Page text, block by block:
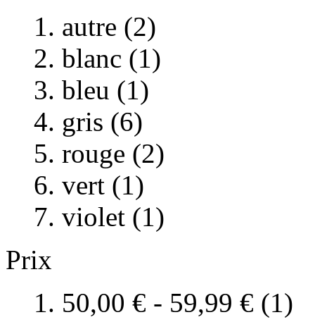
autre (2)
blanc (1)
bleu (1)
gris (6)
rouge (2)
vert (1)
violet (1)
Prix
50,00 € - 59,99 € (1)